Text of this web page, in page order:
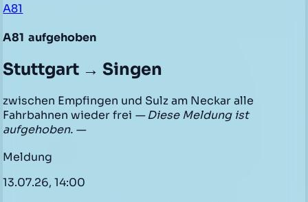
A81
A81 aufgehoben
Stuttgart → Singen
zwischen Empfingen und Sulz am Neckar alle
Fahrbahnen wieder frei — Diese Meldung ist
aufgehoben. —
Meldung
13.07.26, 14:00